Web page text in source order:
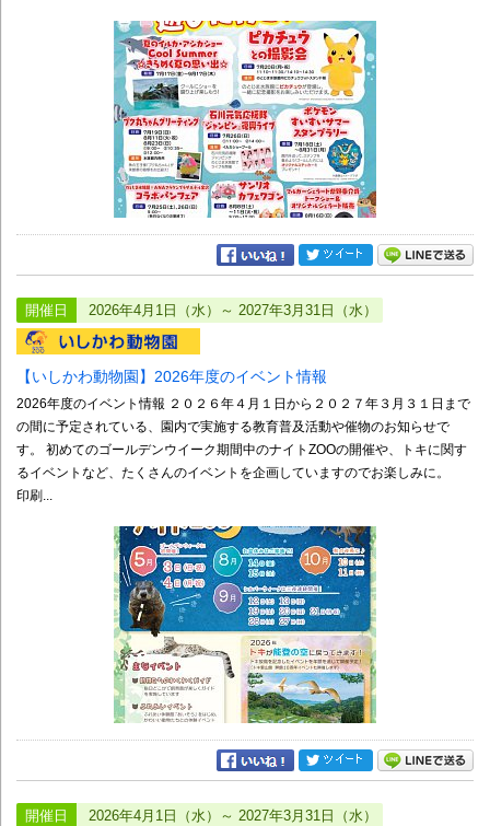
開催日 2026年4月1日（水）～ 2027年3月31日（水）
【いしかわ動物園】2026年度のイベント情報
2026年度のイベント情報 ２０２６年４月１日から２０２７年３月３１日まで
の間に予定されている、園内で実施する教育普及活動や催物のお知らせで
す。 初めてのゴールデンウイーク期間中のナイトZOOの開催や、トキに関す
るイベントなど、たくさんのイベントを企画していますのでお楽しみに。
印刷...
開催日 2026年4月1日（水）～ 2027年3月31日（水）